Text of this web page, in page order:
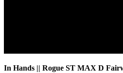
In Hands || Rogue ST MAX D